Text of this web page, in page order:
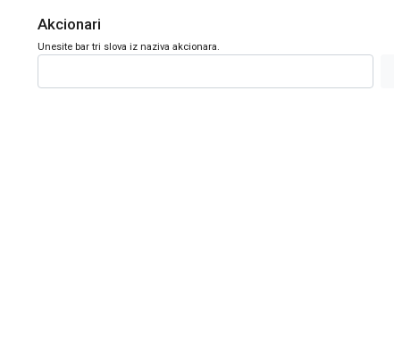
Akcionari
Unesite bar tri slova iz naziva akcionara.